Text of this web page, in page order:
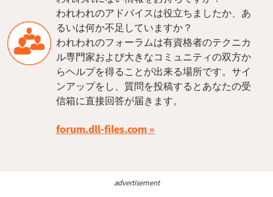
われわれのアドバイスは役立ちましたか、あ
るいは何か不足していますか？
われわれのフォーラムは有資格者のテクニカ
ル専門家および大きなコミュニティの双方か
らヘルプを得ることが出来る場所です。サイ
ンアップをし、質問を投稿するとあなたの受
信箱に直接回答が届きます。
forum.dll-files.com
advertisement